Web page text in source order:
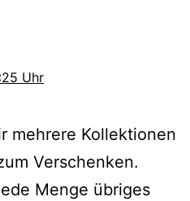
Uhr
mehrere Kollektionen
Verschenken.
Menge übriges